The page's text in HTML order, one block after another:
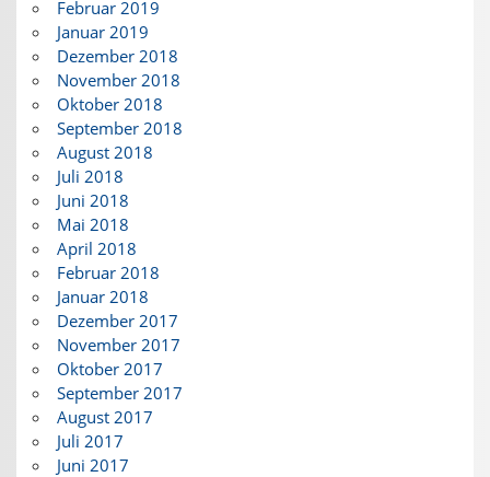
Februar 2019
Januar 2019
Dezember 2018
November 2018
Oktober 2018
September 2018
August 2018
Juli 2018
Juni 2018
Mai 2018
April 2018
Februar 2018
Januar 2018
Dezember 2017
November 2017
Oktober 2017
September 2017
August 2017
Juli 2017
Juni 2017